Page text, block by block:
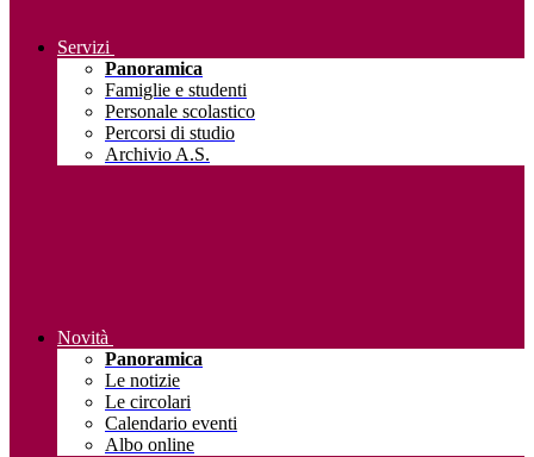
Servizi
Panoramica
Famiglie e studenti
Personale scolastico
Percorsi di studio
Archivio A.S.
Novità
Panoramica
Le notizie
Le circolari
Calendario eventi
Albo online